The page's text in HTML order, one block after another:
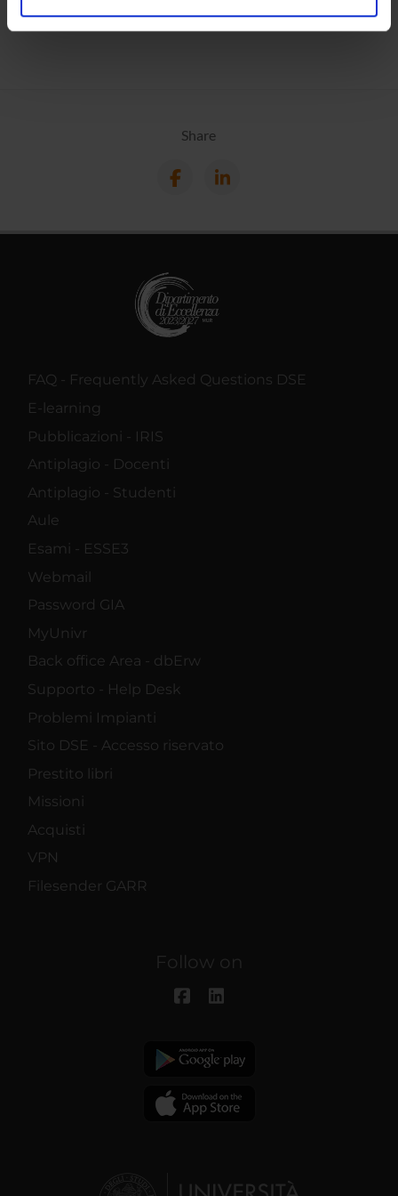
analizzare il nostro traffico. Condividiamo inoltre
Share
FAQ - Frequently Asked Questions DSE
E-learning
Pubblicazioni - IRIS
Antiplagio - Docenti
Antiplagio - Studenti
Aule
Esami - ESSE3
Webmail
Password GIA
MyUnivr
Back office Area - dbErw
Supporto - Help Desk
Problemi Impianti
Sito DSE - Accesso riservato
Prestito libri
Missioni
Acquisti
VPN
Filesender GARR
Follow on